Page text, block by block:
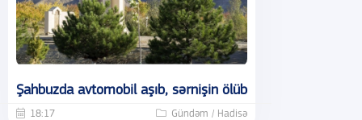
Şahbuzda avtomobil aşıb, sərnişin ölüb
18:17 Gündəm / Hadisə